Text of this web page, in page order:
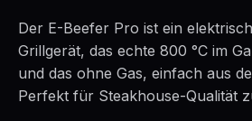
Der E-Beefer Pro ist ein
Grillgerät, das echte 800 °C im
und das ohne Gas, einfach aus
Perfekt für Steakhouse-Qualität